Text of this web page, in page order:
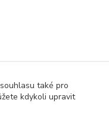
také pro
kdykoli upravit